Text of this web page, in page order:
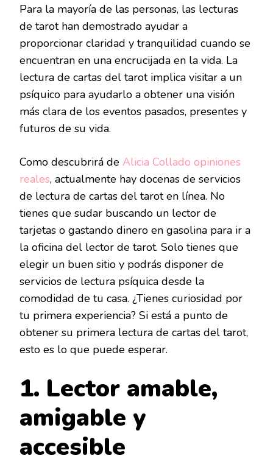
Para la mayoría de las personas, las lecturas
de tarot han demostrado ayudar a
proporcionar claridad y tranquilidad cuando se
encuentran en una encrucijada en la vida. La
lectura de cartas del tarot implica visitar a un
psíquico para ayudarlo a obtener una visión
más clara de los eventos pasados, presentes y
futuros de su vida.
Como descubrirá de Alicia Collado opiniones
reales, actualmente hay docenas de servicios
de lectura de cartas del tarot en línea. No
tienes que sudar buscando un lector de
tarjetas o gastando dinero en gasolina para ir a
la oficina del lector de tarot. Solo tienes que
elegir un buen sitio y podrás disponer de
servicios de lectura psíquica desde la
comodidad de tu casa. ¿Tienes curiosidad por
tu primera experiencia? Si está a punto de
obtener su primera lectura de cartas del tarot,
esto es lo que puede esperar.
1. Lector amable,
amigable y
accesible